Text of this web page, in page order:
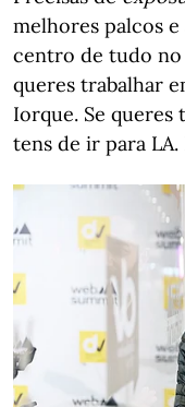
melhores palcos e
centro de tudo no
queres trabalhar
Iorque. Se queres
tens de ir para